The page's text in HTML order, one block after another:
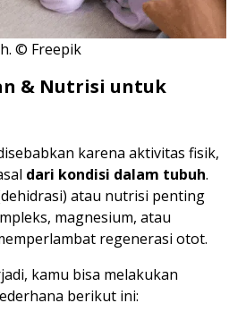
© Freepik
& Nutrisi untuk
karena aktivitas fisik,
dari kondisi dalam tubuh.
atau nutrisi penting
magnesium, atau
regenerasi otot.
kamu bisa melakukan
berikut ini: